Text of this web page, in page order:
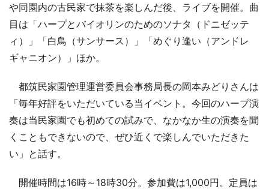
や同園内の古民家で抹茶を楽しんだ後、ライブを開催。曲
目は「ハープとバイオリンのためのソナタ（ドニゼッテ
ィ）」「白鳥（サンサース）」「めぐり逢い（アンドレ
ギャニオン）」ほか。
都筑民家園管理運営委員会事務局長の岡本みどりさんは
「毎年好評をいただいている当イベント。今回のハープ演
奏は当民家園でも初めての試みで、なかなか生の演奏を聞
くこともできないので、ぜひ近くで楽しんでいただきた
い」と話す。
開催時間は16時～18時30分。参加費は1,000円。定員は